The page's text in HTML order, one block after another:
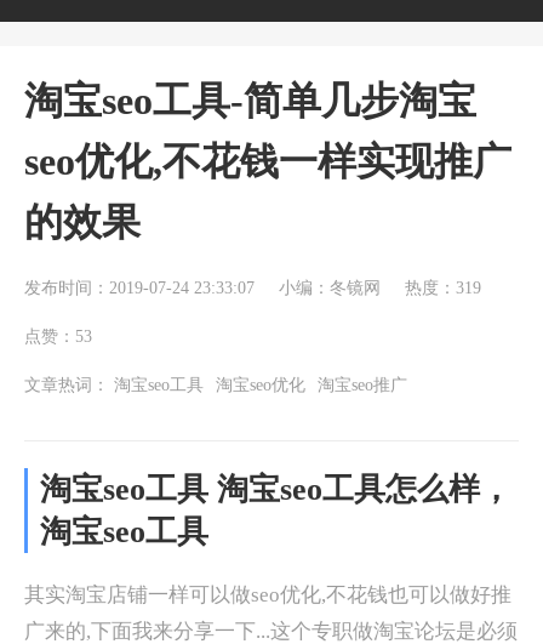
淘宝seo工具-简单几步淘宝
seo优化,不花钱一样实现推广
的效果
发布时间：2019-07-24 23:33:07 小编：冬镜网 热度：319
点赞：53
文章热词： 淘宝seo工具 淘宝seo优化 淘宝seo推广
淘宝seo工具 淘宝seo工具怎么样，
淘宝seo工具
其实淘宝店铺一样可以做seo优化,不花钱也可以做好推
广来的,下面我来分享一下...这个专职做淘宝论坛是必须